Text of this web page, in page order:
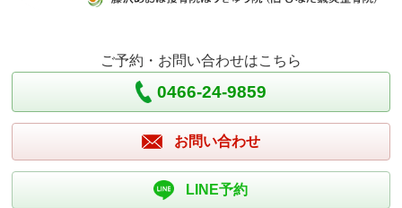
ご予約・お問い合わせはこちら
0466-24-9859
お問い合わせ
LINE予約